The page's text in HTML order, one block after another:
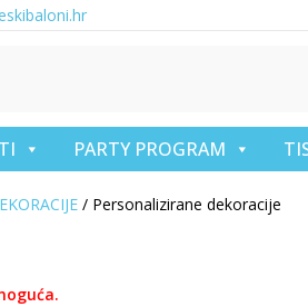
PARTY PROGRAM
/ Personalizirane dekoracije